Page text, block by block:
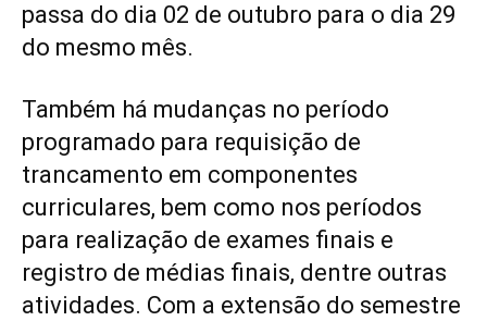
passa do dia 02 de outubro para o dia 29
do mesmo mês.
Também há mudanças no período
programado para requisição de
trancamento em componentes
curriculares, bem como nos períodos
para realização de exames finais e
registro de médias finais, dentre outras
atividades. Com a extensão do semestre